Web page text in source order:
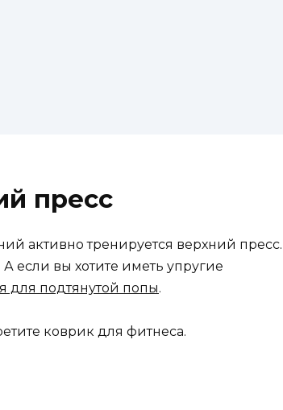
пресс
активно тренируется верхний пресс.
если вы хотите иметь упругие
для подтянутой попы.
коврик для фитнеса.